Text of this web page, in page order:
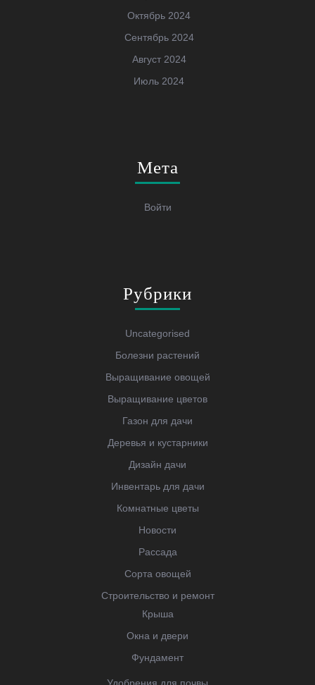
Октябрь 2024
Сентябрь 2024
Август 2024
Июль 2024
Мета
Войти
Рубрики
Uncategorised
Болезни растений
Выращивание овощей
Выращивание цветов
Газон для дачи
Деревья и кустарники
Дизайн дачи
Инвентарь для дачи
Комнатные цветы
Новости
Рассада
Сорта овощей
Строительство и ремонт
Крыша
Окна и двери
Фундамент